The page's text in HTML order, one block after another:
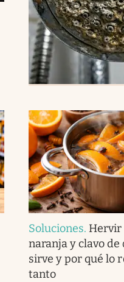
Soluciones. Hervir
naranja y clavo de
sirve y por qué lo
tanto